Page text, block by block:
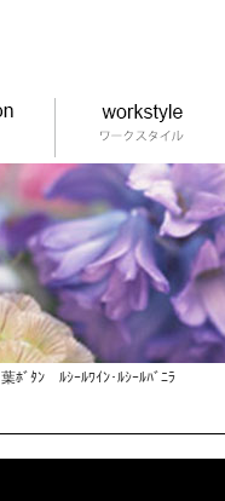
葉ﾎﾞﾀﾝ ﾙｼｰﾙﾜｲﾝ･ﾙｼｰﾙﾊﾞﾆﾗ